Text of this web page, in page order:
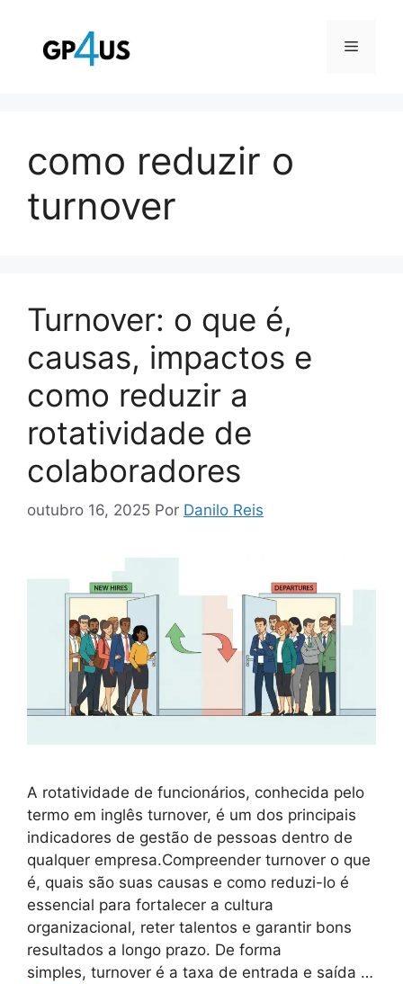
Menu
como reduzir o
turnover
Turnover: o que é,
causas, impactos e
como reduzir a
rotatividade de
colaboradores
outubro 16, 2025 Por Danilo Reis
A rotatividade de funcionários, conhecida pelo
termo em inglês turnover, é um dos principais
indicadores de gestão de pessoas dentro de
qualquer empresa.Compreender turnover o que
é, quais são suas causas e como reduzi-lo é
essencial para fortalecer a cultura
organizacional, reter talentos e garantir bons
resultados a longo prazo. De forma
simples, turnover é a taxa de entrada e saída …